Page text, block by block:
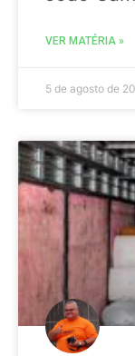
VER MATÉRIA »
5 de agosto de